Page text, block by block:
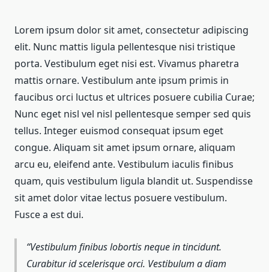
Lorem ipsum dolor sit amet, consectetur adipiscing
elit. Nunc mattis ligula pellentesque nisi tristique
porta. Vestibulum eget nisi est. Vivamus pharetra
mattis ornare. Vestibulum ante ipsum primis in
faucibus orci luctus et ultrices posuere cubilia Curae;
Nunc eget nisl vel nisl pellentesque semper sed quis
tellus. Integer euismod consequat ipsum eget
congue. Aliquam sit amet ipsum ornare, aliquam
arcu eu, eleifend ante. Vestibulum iaculis finibus
quam, quis vestibulum ligula blandit ut. Suspendisse
sit amet dolor vitae lectus posuere vestibulum.
Fusce a est dui.
Vestibulum finibus lobortis neque in tincidunt.
Curabitur id scelerisque orci. Vestibulum a diam